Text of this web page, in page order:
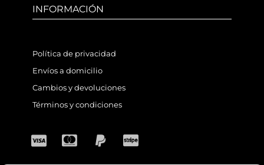
INFORMACIÓN
Política de privacidad
Envíos a domicilio
Cambios y devoluciones
Términos y condiciones